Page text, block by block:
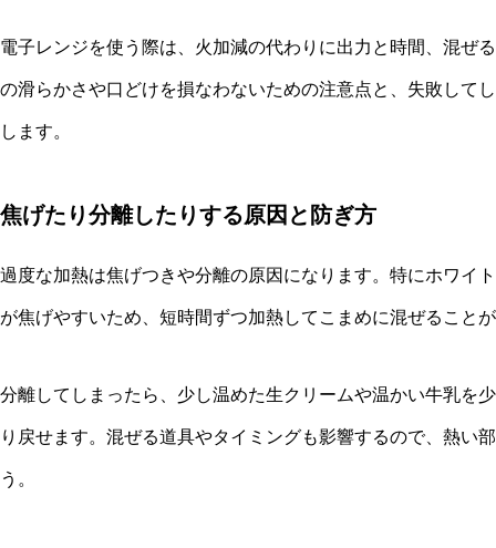
電子レンジを使う際は、火加減の代わりに出力と時間、混ぜ
の滑らかさや口どけを損なわないための注意点と、失敗して
します。
焦げたり分離したりする原因と防ぎ方
過度な加熱は焦げつきや分離の原因になります。特にホワイ
が焦げやすいため、短時間ずつ加熱してこまめに混ぜること
分離してしまったら、少し温めた生クリームや温かい牛乳を
り戻せます。混ぜる道具やタイミングも影響するので、熱い
う。